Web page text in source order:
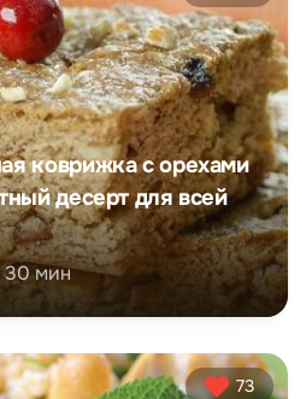
коврижка с орехами
десерт для всей
30 мин
73